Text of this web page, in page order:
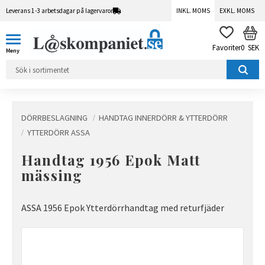
Leverans 1-3 arbetsdagar på lagervaror INKL. MOMS EXKL. MOMS
FAVORITER
0 SEK
DÖRRBESLAGNING
HANDTAG INNERDÖRR & YTTERDÖRR
YTTERDÖRR ASSA
Handtag 1956 Epok Matt
mässing
ASSA 1956 Epok Ytterdörrhandtag med returfjäder